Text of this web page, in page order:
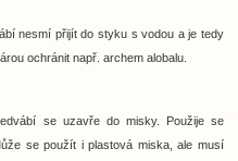
nesmí přijít do styku s vodou a je tedy
ochránit např. archem alobalu.
se uzavře do misky. Použije se
se použít i plastová miska, ale musí